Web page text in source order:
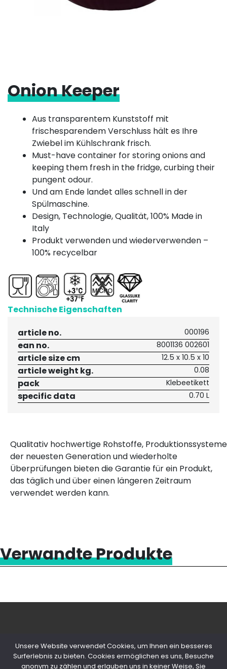
Onion Keeper
Aus transparentem Kunststoff mit
frischesparendem Verschluss hält es Ihre
Zwiebel im Kühlschrank frisch.
Must-have container for storing onions and
keeping them fresh in the fridge, curbing their
pungent odour.
Und am Ende landet alles schnell in der
Spülmaschine.
Design, Technologie, Qualität, 100% Made in
Italy
Produkt verwenden und wiederverwenden –
100% recycelbar
Technische Eigenschaften
article no.
000196
ean no. 8001136 002601
article size cm 12.5 x 10.5 x 10
article weight kg. 0.08
pack Klebeetikett
specific data 0.70 L
Qualitativ hochwertige Rohstoffe, Produktionssysteme
der neuesten Generation und wiederholte
Überprüfungen bieten die Garantie für ein Produkt,
das täglich und über einen längeren Zeitraum
verwendet werden kann.
Verwandte Produkte
Unsere Website verwendet Cookies, um Ihnen ein besseres
Surferlebnis zu bieten. Cookies ermöglichen es uns, Besuche
anonym zu zählen und erlauben uns in keiner Weise, Sie